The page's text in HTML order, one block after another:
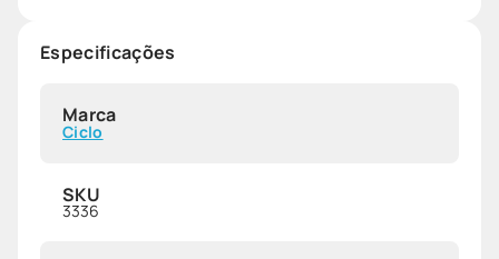
Especificações
Marca
Ciclo
SKU
3336